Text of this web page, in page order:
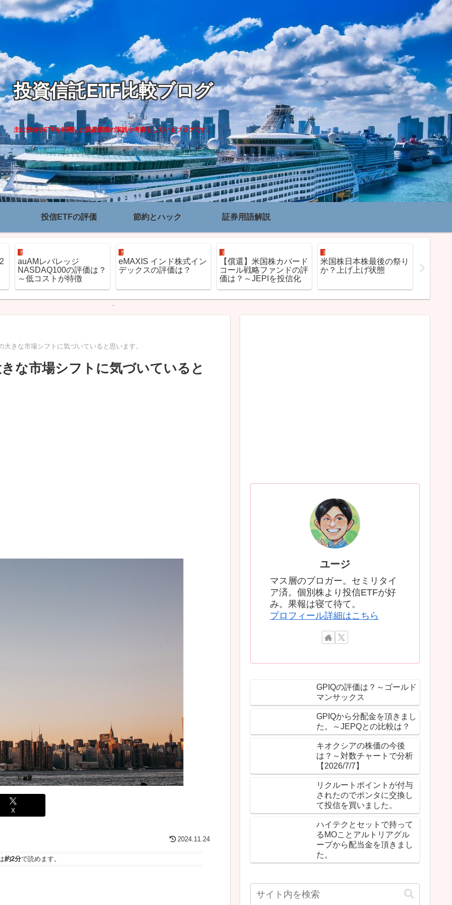
投資信託ETF比較ブログ
主に投信やETFを利用した資産運用の実践や考察をしているブログです。
投信ETFの評価 節約とハック 証券用語解説
投信ETFの評価
auAMレバレッジ
NASDAQ100の評価は？
～低コストが特徴
投信ETFの評価
eMAXIS インド株式イン
デックスの評価は？
資産運用
【償還】米国株カバード
コール戦略ファンドの評
価は？～JEPIを投信化
資産運用
米国株日本株最後の祭り
か？上げ上げ状態
方積立
きな市場シフトに気づいていると思います。
な市場シフトに気づいていると
X
2024.11.24
約2分で読めます。
ユージ
マス層のブロガー。セミリタイ
ア済。個別株より投信ETFが好
み。果報は寝て待て。
プロフィール詳細はこちら
GPIQの評価は？～ゴールド
マンサックス
GPIQから分配金を頂きまし
た。～JEPQとの比較は？
キオクシアの株価の今後
は？～対数チャートで分析
【2026/7/7】
リクルートポイントが付与
されたのでポンタに交換し
て投信を買いました。
ハイテクとセットで持って
るMOことアルトリアグル
ープから配当金を頂きまし
た。